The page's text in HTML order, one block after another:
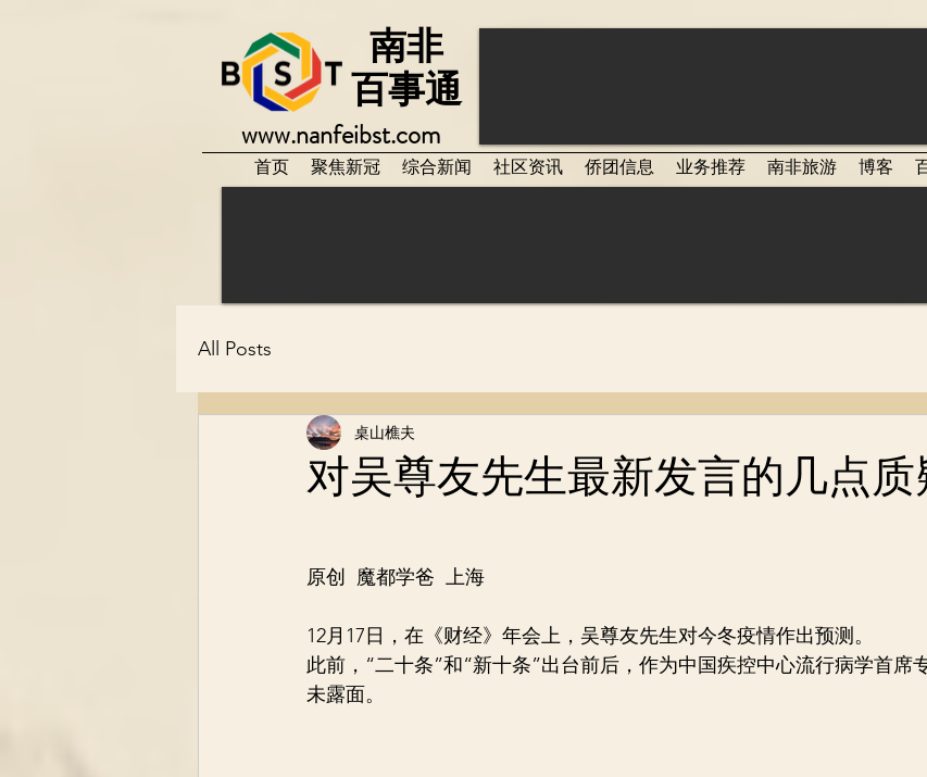
www.nanfeibst.com
百事通
南非
首页 聚焦新冠 综合新闻 社区资讯 侨团信息 业务推荐 南非旅游 博客
All Posts
对吴尊友先生最新发言的几点质
桌山樵夫
原创  魔都学爸  上海
12月17日，在《财经》年会上，吴尊友先生对今冬疫情作出预测。
此前，“二十条”和“新十条”出台前后，作为中国疾控中心流行病学首席
未露面。